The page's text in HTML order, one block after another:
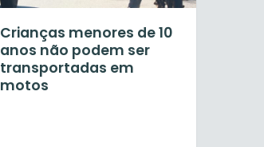
Crianças menores de 10
anos não podem ser
transportadas em
motos